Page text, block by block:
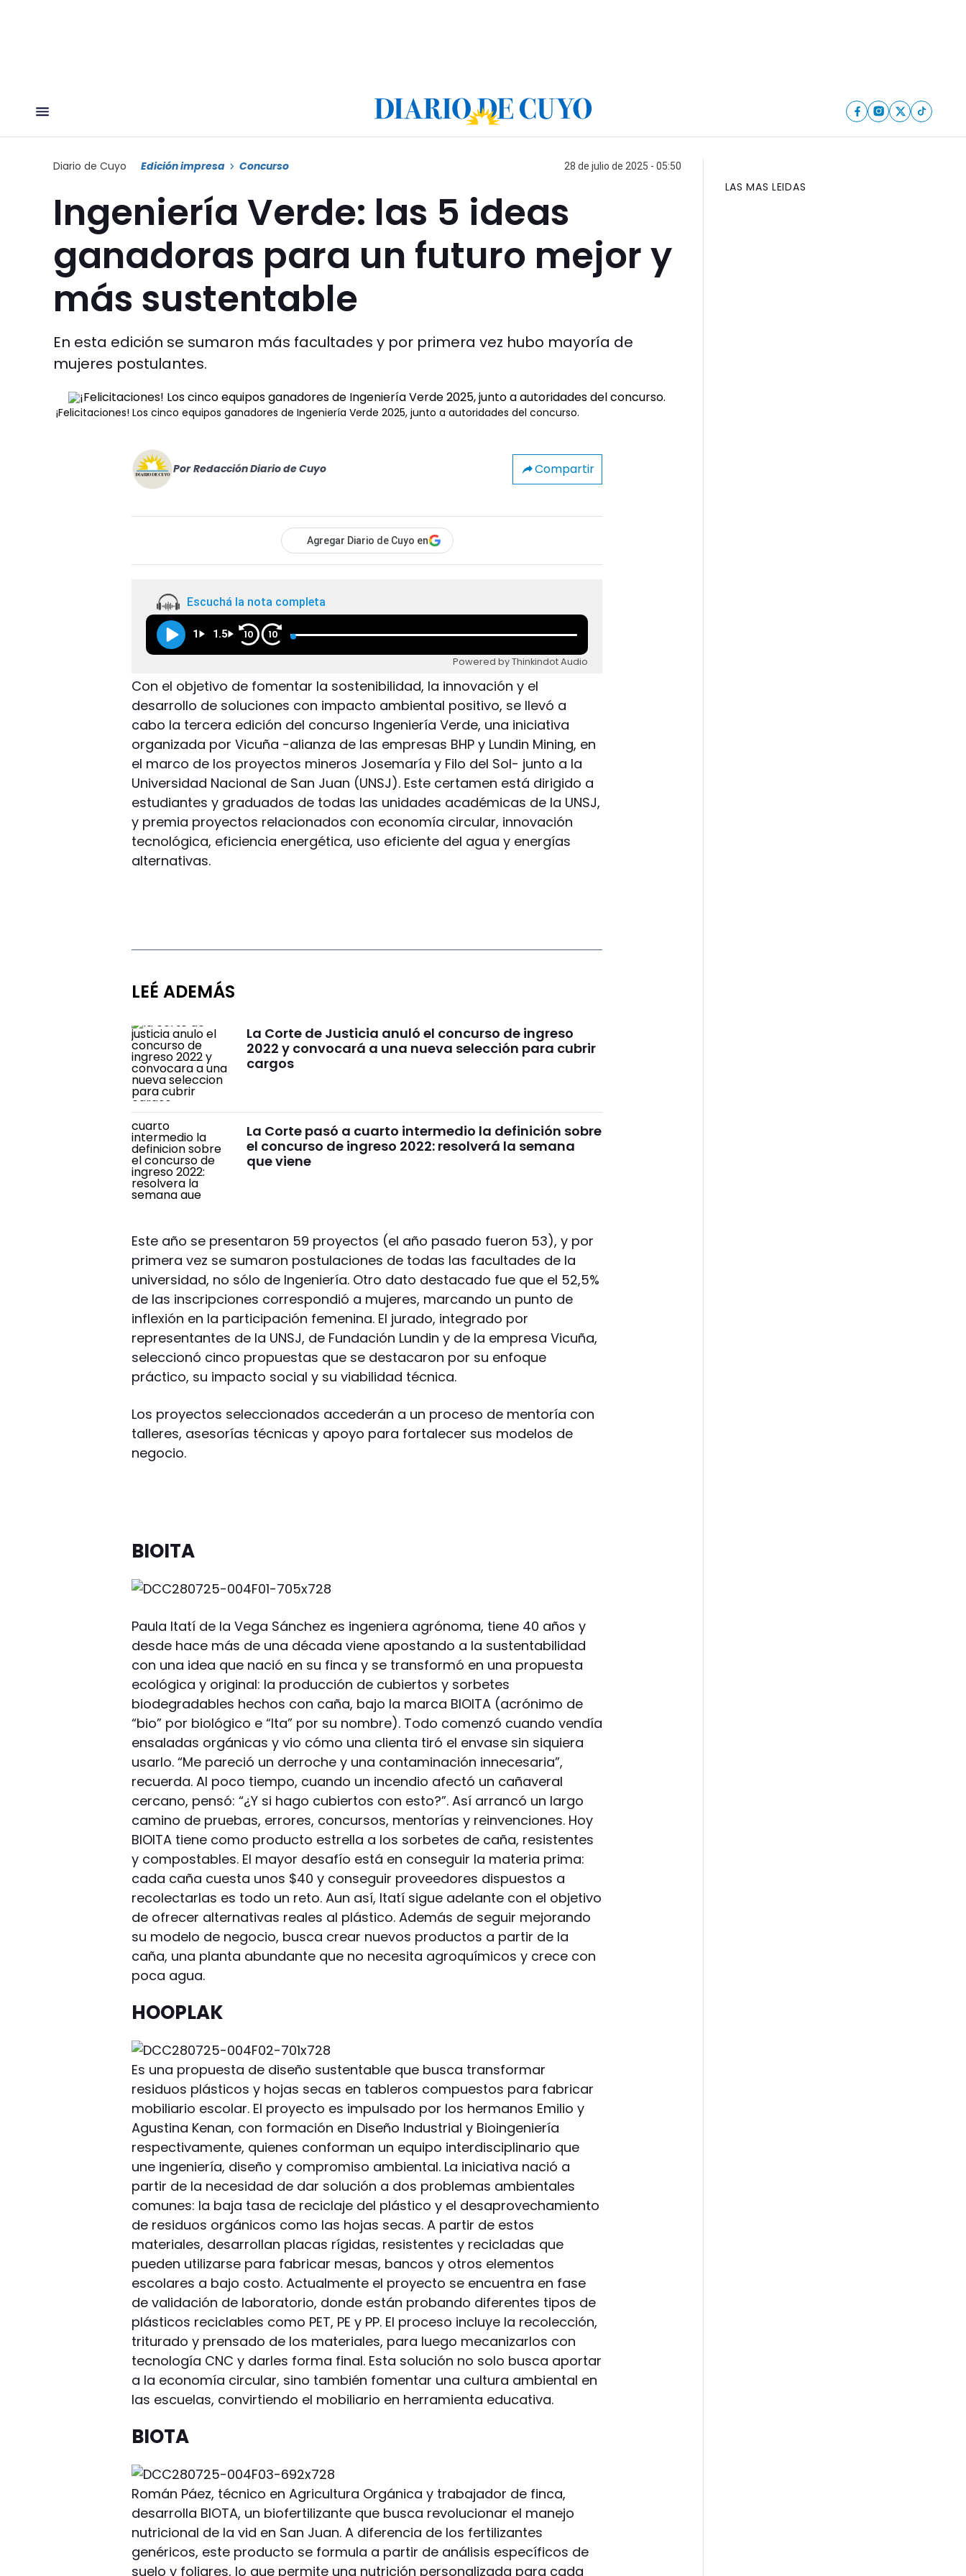
Diario de Cuyo Edición impresa Concurso 28 de julio de 2025 - 05:50
Ingeniería Verde: las 5 ideas
ganadoras para un futuro mejor y
más sustentable
En esta edición se sumaron más facultades y por primera vez hubo mayoría de
mujeres postulantes.
¡Felicitaciones! Los cinco equipos ganadores de Ingeniería Verde 2025, junto a autoridades del concurso.
Por Redacción Diario de Cuyo Compartir
Agregar Diario de Cuyo en
Escuchá la nota completa
1 1.5 10 10
Powered by Thinkindot Audio
Con el objetivo de fomentar la sostenibilidad, la innovación y el
desarrollo de soluciones con impacto ambiental positivo, se llevó a
cabo la tercera edición del concurso Ingeniería Verde, una iniciativa
organizada por Vicuña -alianza de las empresas BHP y Lundin Mining, en
el marco de los proyectos mineros Josemaría y Filo del Sol- junto a la
Universidad Nacional de San Juan (UNSJ). Este certamen está dirigido a
estudiantes y graduados de todas las unidades académicas de la UNSJ,
y premia proyectos relacionados con economía circular, innovación
tecnológica, eficiencia energética, uso eficiente del agua y energías
alternativas.
LEÉ ADEMÁS
La Corte de Justicia anuló el concurso de ingreso
2022 y convocará a una nueva selección para cubrir
cargos
La Corte pasó a cuarto intermedio la definición sobre
el concurso de ingreso 2022: resolverá la semana
que viene
Este año se presentaron 59 proyectos (el año pasado fueron 53), y por
primera vez se sumaron postulaciones de todas las facultades de la
universidad, no sólo de Ingeniería. Otro dato destacado fue que el 52,5%
de las inscripciones correspondió a mujeres, marcando un punto de
inflexión en la participación femenina. El jurado, integrado por
representantes de la UNSJ, de Fundación Lundin y de la empresa Vicuña,
seleccionó cinco propuestas que se destacaron por su enfoque
práctico, su impacto social y su viabilidad técnica.
Los proyectos seleccionados accederán a un proceso de mentoría con
talleres, asesorías técnicas y apoyo para fortalecer sus modelos de
negocio.
BIOITA
Paula Itatí de la Vega Sánchez es ingeniera agrónoma, tiene 40 años y
desde hace más de una década viene apostando a la sustentabilidad
con una idea que nació en su finca y se transformó en una propuesta
ecológica y original: la producción de cubiertos y sorbetes
biodegradables hechos con caña, bajo la marca BIOITA (acrónimo de
“bio” por biológico e “Ita” por su nombre). Todo comenzó cuando vendía
ensaladas orgánicas y vio cómo una clienta tiró el envase sin siquiera
usarlo. “Me pareció un derroche y una contaminación innecesaria”,
recuerda. Al poco tiempo, cuando un incendio afectó un cañaveral
cercano, pensó: “¿Y si hago cubiertos con esto?”. Así arrancó un largo
camino de pruebas, errores, concursos, mentorías y reinvenciones. Hoy
BIOITA tiene como producto estrella a los sorbetes de caña, resistentes
y compostables. El mayor desafío está en conseguir la materia prima:
cada caña cuesta unos $40 y conseguir proveedores dispuestos a
recolectarlas es todo un reto. Aun así, Itatí sigue adelante con el objetivo
de ofrecer alternativas reales al plástico. Además de seguir mejorando
su modelo de negocio, busca crear nuevos productos a partir de la
caña, una planta abundante que no necesita agroquímicos y crece con
poca agua.
HOOPLAK
Es una propuesta de diseño sustentable que busca transformar
residuos plásticos y hojas secas en tableros compuestos para fabricar
mobiliario escolar. El proyecto es impulsado por los hermanos Emilio y
Agustina Kenan, con formación en Diseño Industrial y Bioingeniería
respectivamente, quienes conforman un equipo interdisciplinario que
une ingeniería, diseño y compromiso ambiental. La iniciativa nació a
partir de la necesidad de dar solución a dos problemas ambientales
comunes: la baja tasa de reciclaje del plástico y el desaprovechamiento
de residuos orgánicos como las hojas secas. A partir de estos
materiales, desarrollan placas rígidas, resistentes y recicladas que
pueden utilizarse para fabricar mesas, bancos y otros elementos
escolares a bajo costo. Actualmente el proyecto se encuentra en fase
de validación de laboratorio, donde están probando diferentes tipos de
plásticos reciclables como PET, PE y PP. El proceso incluye la recolección,
triturado y prensado de los materiales, para luego mecanizarlos con
tecnología CNC y darles forma final. Esta solución no solo busca aportar
a la economía circular, sino también fomentar una cultura ambiental en
las escuelas, convirtiendo el mobiliario en herramienta educativa.
BIOTA
Román Páez, técnico en Agricultura Orgánica y trabajador de finca,
desarrolla BIOTA, un biofertilizante que busca revolucionar el manejo
nutricional de la vid en San Juan. A diferencia de los fertilizantes
genéricos, este producto se formula a partir de análisis específicos de
suelo y foliares, lo que permite una nutrición personalizada para cada
LAS MAS LEIDAS